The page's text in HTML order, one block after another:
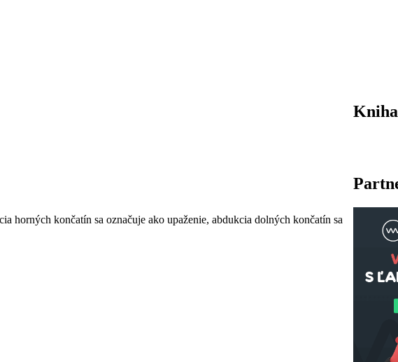
horných končatín sa označuje ako upaženie, abdukcia dolných končatín sa